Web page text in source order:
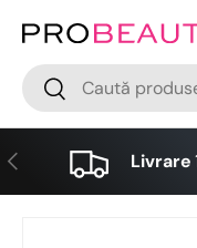
Sari la conținut
Cǎutare
Cǎutare
Anterior Livrare